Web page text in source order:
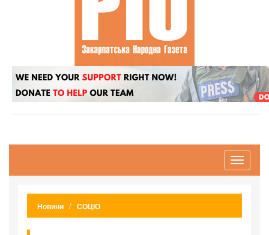
Toggle
Новини СОЦІО